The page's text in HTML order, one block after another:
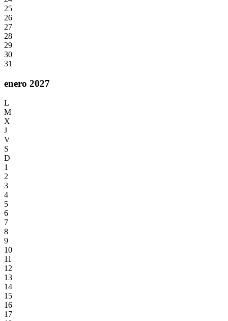
25
26
27
28
29
30
31
enero 2027
L
M
X
J
V
S
D
1
2
3
4
5
6
7
8
9
10
11
12
13
14
15
16
17